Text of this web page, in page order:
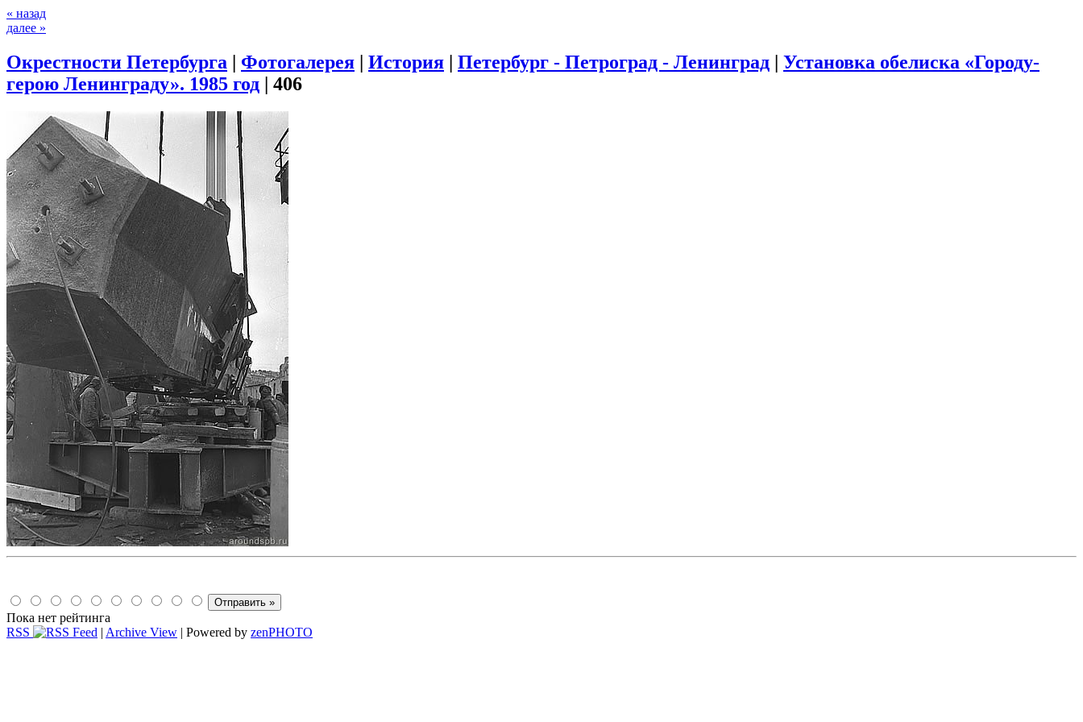
« назад
далее »
Окрестности Петербурга | Фотогалерея | История | Петербург - Петроград - Ленинград | Установка обелиска «Городу-
герою Ленинграду». 1985 год | 406
Пока нет рейтинга
RSS
| Archive View | Powered by zenPHOTO